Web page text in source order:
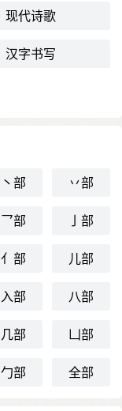
现代诗歌
汉字书写
丶部 丷部
乛部 亅部
亻部 儿部
入部 八部
几部 凵部
勹部 全部